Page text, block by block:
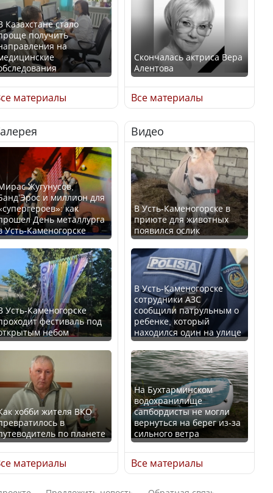
Казахстане стало
получить
на
Орталық Азия
елдері арасында әл-ауқат
индексінде көш бастады
возглавил
благополучия
среди стран Центральной
Азии
ли представлены
интересы регионов в
Курултае?
төменгі жалақы,
экология: жеті
сайлаушылармен
талқылап жатыр?
материалы
Скончалась актриса Вера
Алентова
В РФ вынесен заочный
приговор по уголовному
делу об убийстве Игоря
Талькова
В России введены
дополнительные
ограничения для
казахстанских прав
Трамп официально
вступил в должность
президента США
Луну признали объектом
культурного наследия,
находящегося под
угрозой исчезновения
Все материалы
Жугунусов,
и миллион для
как
День металлурга
Усть-Каменогорске
Усть-Каменогорске
фестиваль под
небом
хобби жителя ВКО
в
по планете
материалы
Видео
В Усть-Каменогорске в
приюте для животных
появился ослик
В Усть-Каменогорске
сотрудники АЗС
сообщили патрульным о
ребенке, который
находился один на улице
На Бухтарминском
водохранилище
сапбордисты не могли
вернуться на берег из-за
сильного ветра
Все материалы